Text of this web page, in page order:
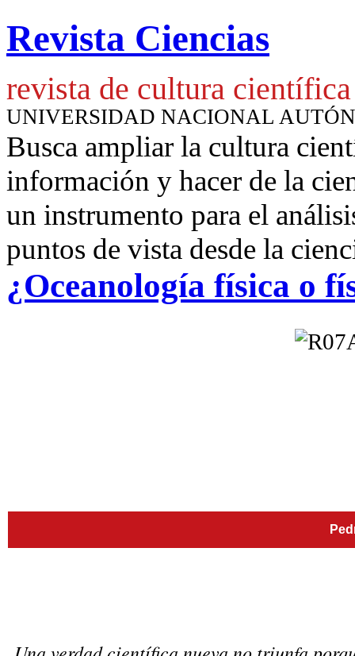
Revista Ciencias
revista de cultura científica
UNIVERSIDAD NACIONAL
Busca ampliar la cultura
información y hacer de la
un instrumento para el
puntos de vista desde la
¿Oceanología física o